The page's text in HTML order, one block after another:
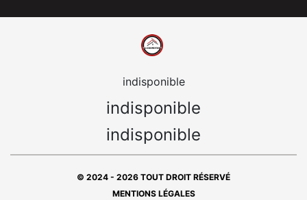
indisponible
indisponible
indisponible
© 2024 - 2026 TOUT DROIT RÉSERVÉ
MENTIONS LÉGALES